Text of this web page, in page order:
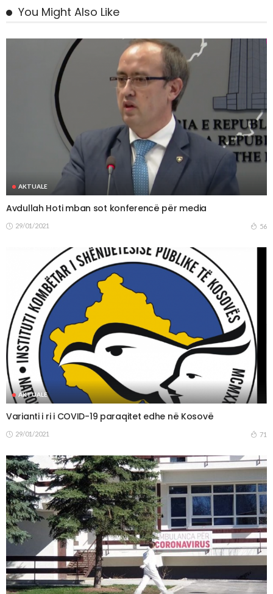
You Might Also Like
AKTUALE
Avdullah Hoti mban sot konferencë për media
29/01/2021 56
AKTUALE
Varianti i ri i COVID-19 paraqitet edhe në Kosovë
29/01/2021 71